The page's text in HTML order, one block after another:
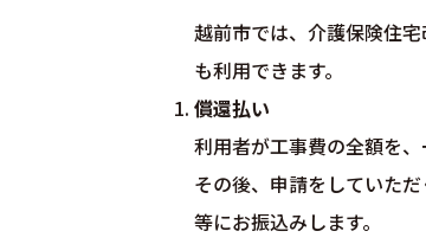
越前市では、介護保険住
も利用できます。
償還払い
利用者が工事費の全額を、
その後、申請をしていた
等にお振込みします。